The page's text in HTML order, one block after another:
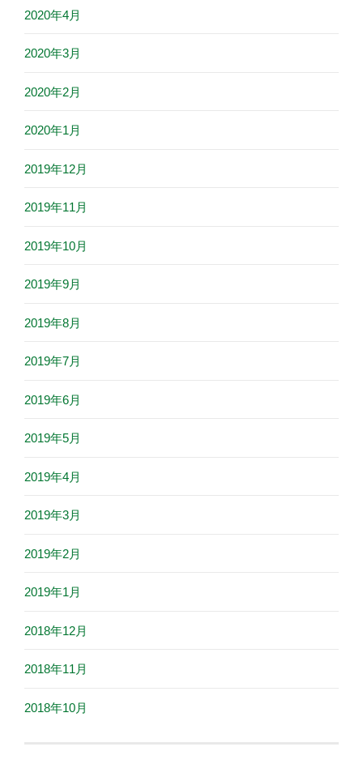
2020年4月
2020年3月
2020年2月
2020年1月
2019年12月
2019年11月
2019年10月
2019年9月
2019年8月
2019年7月
2019年6月
2019年5月
2019年4月
2019年3月
2019年2月
2019年1月
2018年12月
2018年11月
2018年10月